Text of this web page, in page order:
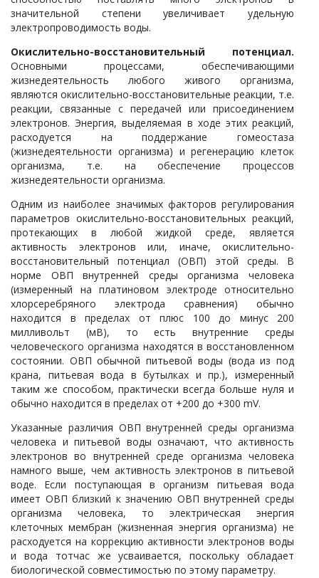
значительной степени увеличивает удельную
электропроводимость воды.
Окислительно-восстановительный потенциал.
Основными процессами, обеспечивающими
жизнедеятельность любого живого организма,
являются окислительно-восстановительные реакции, т.е.
реакции, связанные с передачей или присоединением
электронов. Энергия, выделяемая в ходе этих реакций,
расходуется на поддержание гомеостаза
(жизнедеятельности организма) и регенерацию клеток
организма, т.е. на обеспечение процессов
жизнедеятельности организма.
Одним из наиболее значимых факторов регулирования
параметров окислительно-восстановительных реакций,
протекающих в любой жидкой среде, является
активность электронов или, иначе, окислительно-
восстановительный потенциал (ОВП) этой среды. В
норме ОВП внутренней среды организма человека
(измеренный на платиновом электроде относительно
хлорсеребряного электрода сравнения) обычно
находится в пределах от плюс 100 до минус 200
милливольт (мВ), то есть внутренние среды
человеческого организма находятся в восстановленном
состоянии. ОВП обычной питьевой воды (вода из под
крана, питьевая вода в бутылках и пр.), измеренный
таким же способом, практически всегда больше нуля и
обычно находится в пределах от +200 до +300 mV.
Указанные различия ОВП внутренней среды организма
человека и питьевой воды означают, что активность
электронов во внутренней среде организма человека
намного выше, чем активность электронов в питьевой
воде. Если поступающая в организм питьевая вода
имеет ОВП близкий к значению ОВП внутренней среды
организма человека, то электрическая энергия
клеточных мембран (жизненная энергия организма) не
расходуется на коррекцию активности электронов воды
и вода тотчас же усваивается, поскольку обладает
биологической совместимостью по этому параметру.